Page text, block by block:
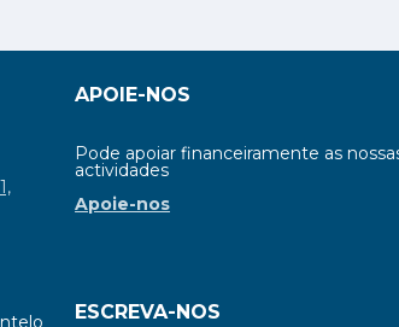
APOIE-NOS
Pode apoiar financeiramente as
actividades
Apoie-nos
ESCREVA-NOS